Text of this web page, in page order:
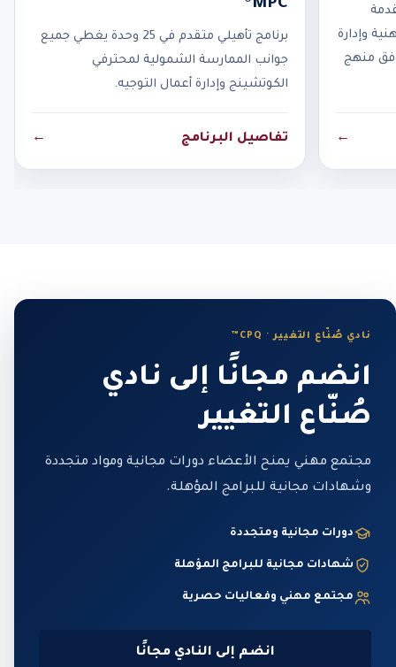
وإدارة
منهج
←
MPC®
برنامج تأهيلي متقدم في 25 وحدة يغطي جميع
جوانب الممارسة الشمولية لمحترفي
الكوتشينج وإدارة أعمال التوجيه.
تفاصيل البرنامج ←
نادي صُنّاع التغيير · CPQ™
انضم مجانًا إلى نادي
صُنّاع التغيير
مجتمع مهني يمنح الأعضاء دورات مجانية ومواد متجددة
وشهادات مجانية للبرامج المؤهلة.
دورات مجانية ومتجددة
شهادات مجانية للبرامج المؤهلة
مجتمع مهني وفعاليات حصرية
انضم إلى النادي مجانًا